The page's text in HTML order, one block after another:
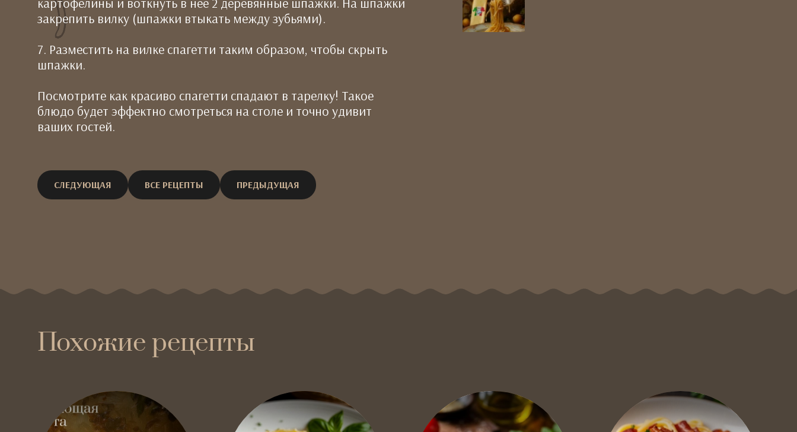
закрепить вилку (шпажки втыкать между зубьями).
7. Разместить на вилке спагетти таким образом, чтобы скрыть
шпажки.
Посмотрите как красиво спагетти спадают в тарелку! Такое
блюдо будет эффектно смотреться на столе и точно удивит
ваших гостей.
СЛЕДУЮЩАЯ ВСЕ РЕЦЕПТЫ ПРЕДЫДУЩАЯ
Похожие рецепты